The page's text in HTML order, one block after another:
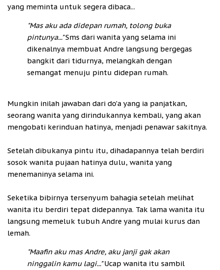
yang meminta untuk segera dibaca...
"Mas aku ada didepan rumah, tolong buka
pintunya..."Sms dari wanita yang selama ini
dikenalnya membuat Andre langsung bergegas
bangkit dari tidurnya, melangkah dengan
semangat menuju pintu didepan rumah.
Mungkin inilah jawaban dari do'a yang ia panjatkan,
seorang wanita yang dirindukannya kembali, yang akan
mengobati kerinduan hatinya, menjadi penawar sakitnya.
Setelah dibukanya pintu itu, dihadapannya telah berdiri
sosok wanita pujaan hatinya dulu, wanita yang
menemaninya selama ini.
Seketika bibirnya tersenyum bahagia setelah melihat
wanita itu berdiri tepat didepannya. Tak lama wanita itu
langsung memeluk tubuh Andre yang mulai kurus dan
lemah.
"Maafin aku mas Andre, aku janji gak akan
ninggalin kamu lagi..."Ucap wanita itu sambil